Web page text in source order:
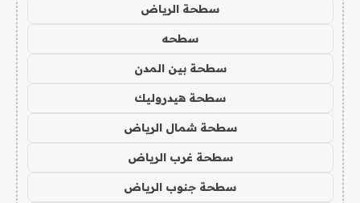
سطحة الرياض
سطحه
سطحة بين المدن
سطحة هيدروليك
سطحة شمال الرياض
سطحة غرب الرياض
سطحة جنوب الرياض